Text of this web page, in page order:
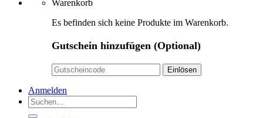
Warenkorb
Es befinden sich keine Produkte im Warenkorb.
Gutschein hinzufügen (Optional)
Anmelden
Suchen
nach: